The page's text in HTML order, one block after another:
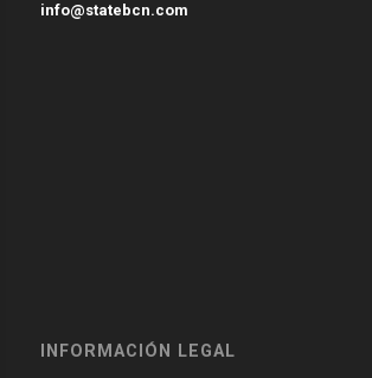
info@statebcn.com
INFORMACIÓN LEGAL